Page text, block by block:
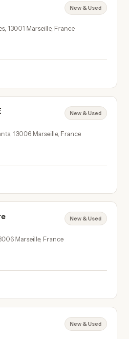
New & Used
13001 Marseille, France
New & Used
13006 Marseille, France
New & Used
Marseille, France
New & Used